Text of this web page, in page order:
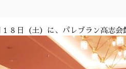
８日（土）に、パレブラン高志会